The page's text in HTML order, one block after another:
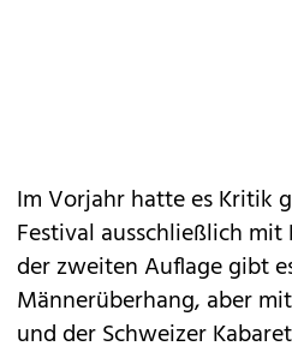
Im Vorjahr hatte es Kritik
Festival ausschließlich
der zweiten Auflage gibt
Männerüberhang, aber
und der Schweizer